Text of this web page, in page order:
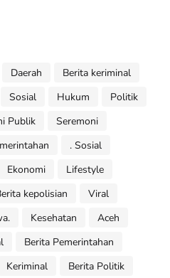
Daerah
Berita keriminal
Sosial Hukum
Politik
Publik
Seremoni
. Sosial
Ekonomi
Lifestyle
kepolisian
Viral
Kesehatan
Aceh
Berita Pemerintahan
Keriminal
Berita Politik